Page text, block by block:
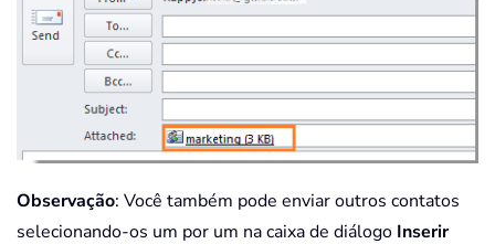
Observação: Você também pode enviar outros contatos
selecionando-os um por um na caixa de diálogo Inserir